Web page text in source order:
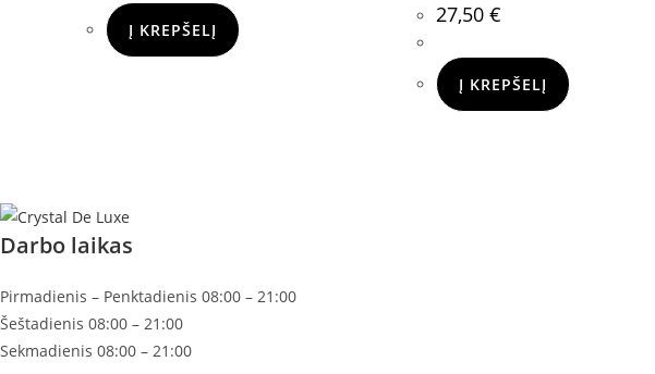
Į KREPŠELĮ
27,50€
Į KREPŠELĮ
Darbo laikas
Pirmadienis – Penktadienis 08:00 – 21:00
Šeštadienis 08:00 – 21:00
Sekmadienis 08:00 – 21:00